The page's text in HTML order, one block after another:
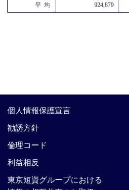
平 均 924,879
個人情報保護宣言
勧誘方針
倫理コード
利益相反
東京短資グループにおける